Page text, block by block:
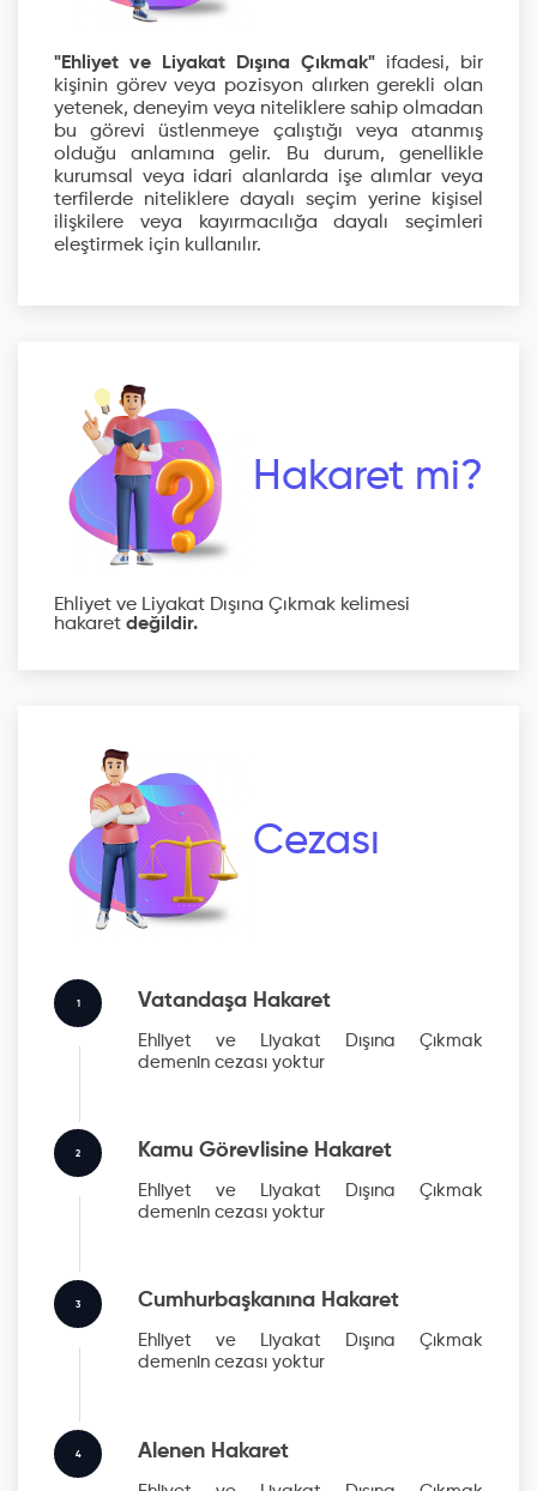
"Ehliyet ve Liyakat Dışına Çıkmak" ifadesi, bir
kişinin görev veya pozisyon alırken gerekli olan
yetenek, deneyim veya niteliklere sahip olmadan
bu görevi üstlenmeye çalıştığı veya atanmış
olduğu anlamına gelir. Bu durum, genellikle
kurumsal veya idari alanlarda işe alımlar veya
terfilerde niteliklere dayalı seçim yerine kişisel
ilişkilere veya kayırmacılığa dayalı seçimleri
eleştirmek için kullanılır.
Hakaret mi?
Ehliyet ve Liyakat Dışına Çıkmak kelimesi
hakaret değildir.
Cezası
1 Vatandaşa Hakaret
Ehliyet ve Liyakat Dışına Çıkmak
demenin cezası yoktur
2 Kamu Görevlisine Hakaret
Ehliyet ve Liyakat Dışına Çıkmak
demenin cezası yoktur
3 Cumhurbaşkanına Hakaret
Ehliyet ve Liyakat Dışına Çıkmak
demenin cezası yoktur
4 Alenen Hakaret